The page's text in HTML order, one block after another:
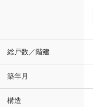
総戸数／階建
築年月
構造